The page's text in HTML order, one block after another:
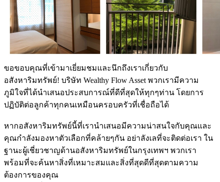
ขอขอบคุณที่เข้ามาเยี่ยมชมและนึกถึงเราเกี่ยวกับ
อสังหาริมทรัพย์! บริษัท Wealthy Flow Asset พวกเรามีความ
ภูมิใจที่ได้นำเสนอประสบการณ์ที่ดีที่สุดให้ทุกๆท่าน โดยการ
ปฏิบัติต่อลูกค้าทุกคนเหมือนครอบครัวที่เชื่อถือได้
หากอสังหาริมทรัพย์นี้ที่เรานำเสนอมีความน่าสนใจกับคุณและ
คุณกำลังมองหาตัวเลือกที่คล้ายๆกัน อย่าลังเลที่จะติดต่อเรา ใน
ฐานะผู้เชี่ยวชาญด้านอสังหาริมทรัพย์ในกรุงเทพฯ พวกเรา
พร้อมที่จะค้นหาสิ่งที่เหมาะสมและสิ่งที่สุดดีที่สุดตามความ
ต้องการของคุณ